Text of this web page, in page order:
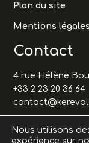
Plan du site
Mentions légales
Contact
4 rue Hélène
+33 2 23 20 36 64
Nous utilisons
expérience sur